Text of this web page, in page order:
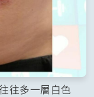
往多一層白色